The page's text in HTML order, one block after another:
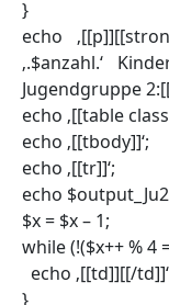
}
echo
‚.$anzahl.‘
Jugendgruppe
echo ‚[[table
echo ‚[[tbody]]‘;
echo ‚[[tr]]‘;
echo
$x = $x – 1;
while (!($x++ % 4
echo ‚[[td]][[/
}